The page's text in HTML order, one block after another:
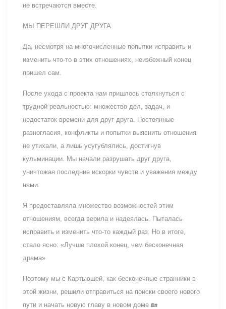
не встречаются вместе.
МЫ ПЕРЕШЛИ ДРУГ ДРУГА
Да, несмотря на многочисленные попытки исправить и
изменить что-то в этих отношениях, неизбежный конец
пришел сам.
После ухода с проекта нам пришлось столкнуться с
трудной реальностью: множество дел, задач, и
недостаток времени для друг друга. Постоянные
разногласия, конфликты и попытки выяснить отношения
не утихали, а лишь усугублялись, достигнув
кульминации. Мы начали разрушать друг друга,
уничтожая последние искорки чувств и уважения между
нами.
Я предоставляла множество возможностей этим
отношениям, всегда верила и надеялась. Пыталась
исправить и изменить что-то каждый раз. Но в итоге,
стало ясно: «Лучше плохой конец, чем бесконечная
драма»
Поэтому мы с Картьюшей, как бесконечные странники в
этой жизни, решили отправиться на поиски своего нового
пути и начать новую главу в новом доме 🏡